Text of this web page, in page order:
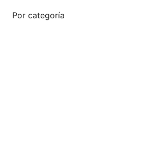
Por categoría